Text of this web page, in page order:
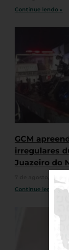
Continue lendo »
GCM
irregulares
Juazeiro do
7 de agosto, 2026
Continue lendo »